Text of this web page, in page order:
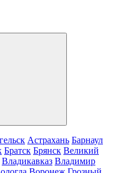
Астрахань Барнаул
Братск Брянск Великий
Владикавказ Владимир